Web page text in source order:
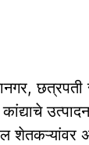
कांद्याचे